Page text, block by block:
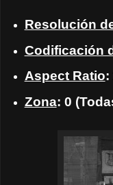
Resolución
Codificación
Aspect Ratio:
Zona: 0